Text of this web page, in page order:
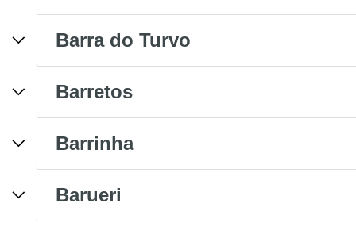
Barra do Turvo
Barretos
Barrinha
Barueri